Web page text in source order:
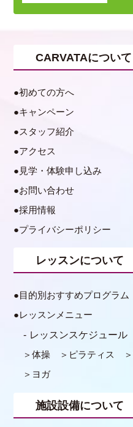
CARVATAについて
初めての方へ
キャンペーン
スタッフ紹介
アクセス
見学・体験申し込み
お問い合わせ
採用情報
プライバシーポリシー
レッスンについて
目的別おすすめプログラム
レッスンメニュー
レッスンスケジュール
体操 ピラティス
ヨガ
施設設備について